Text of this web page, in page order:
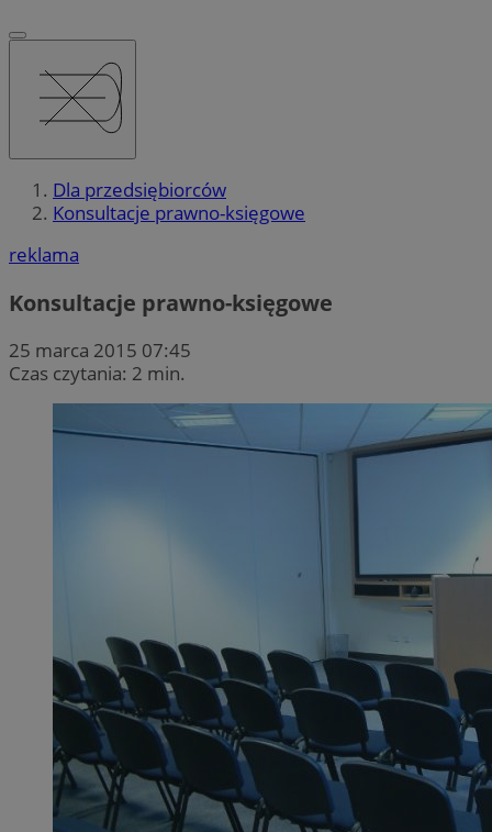
Dla przedsiębiorców
Konsultacje prawno-księgowe
reklama
Konsultacje prawno-księgowe
25 marca 2015 07:45
Czas czytania: 2 min.